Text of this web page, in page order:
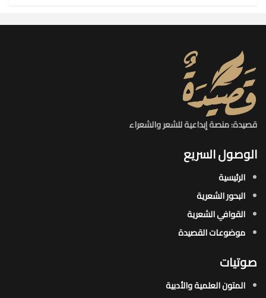
قصيدة: منصة إبداعية للشعر والشعراء
الوصول السريع
الرئيسية
البحور الشعرية​
القوافي الشعرية​
موضوعات القصيدة​
صوتيات
المتون العلمية والأدبية